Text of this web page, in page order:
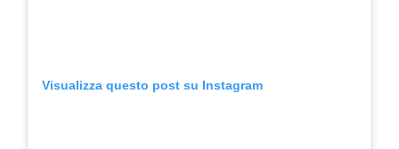
Visualizza questo post su Instagram